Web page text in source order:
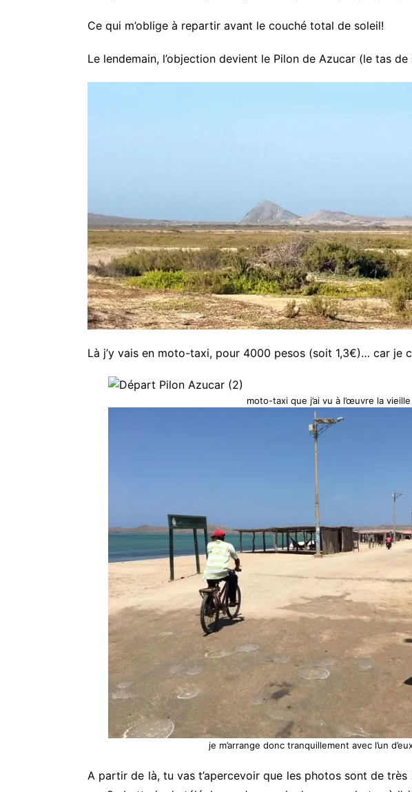
Ce qui m’oblige à repartir avant le couché total de soleil!
Le lendemain, l’objection devient le Pilon de Azucar (le tas
Là j’y vais en moto-taxi, pour 4000 pesos (soit 1,3€)… car
moto-taxi que j’ai vu à l’œuvre la vieille
je m’arrange donc tranquillement avec l’un
A partir de là, tu vas t’apercevoir que les photos sont de